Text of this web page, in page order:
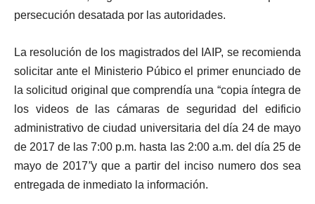
persecución desatada por las autoridades.
La resolución de los magistrados del IAIP, se recomienda
solicitar ante el Ministerio Púbico el primer enunciado de
la solicitud original que comprendía una “copia íntegra de
los videos de las cámaras de seguridad del edificio
administrativo de ciudad universitaria del día 24 de mayo
de 2017 de las 7:00 p.m. hasta las 2:00 a.m. del día 25 de
mayo de 2017”y que a partir del inciso numero dos sea
entregada de inmediato la información.